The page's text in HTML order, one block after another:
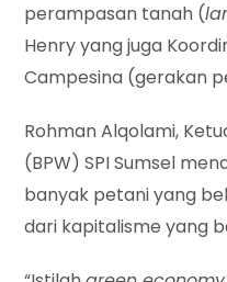
perampasan tanah (
Henry yang juga
Campesina (gerakan
Rohman Alqolami,
(BPW) SPI Sumsel
banyak petani yang
dari kapitalisme yang